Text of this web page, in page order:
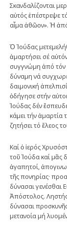
Σκανδαλίζονται
αὐτός ἐπέστρεψε
αἷμα ἀθῶον». Ἡ
Ὁ Ἰούδας
ἁμαρτήσει σέ
συγγνώμη ἀπό τόν
δύναμη νά
δαιμονική
ὁδήγησε στήν
Ἰούδας δέν
κάμει τήν ἁμαρτία
ζητήσει τό ἔλεος
Καί ὁ ἱερός
τοῦ Ἰούδα καί μᾶς
ἀγαπητοί,
τῆς πονηρίας·
δύνασαι γενέσθαι
Ἀπόστολος.
δύνασαι
μετανοία μή